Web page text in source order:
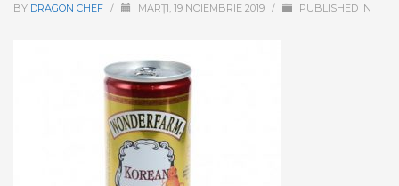
BY DRAGON CHEF / MARȚI, 19 NOIEMBRIE 2019 / PUBLISHED IN